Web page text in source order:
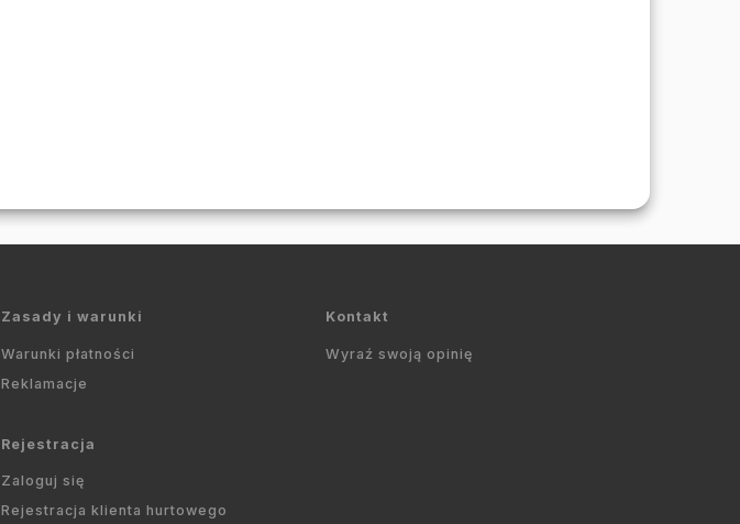
Zasady i warunki
Warunki płatności
Reklamacje
Rejestracja
Zaloguj się
Rejestracja klienta hurtowego
Kontakt
Wyraź swoją opinię